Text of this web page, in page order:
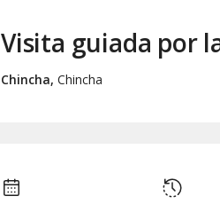
Visita guiada por
Chincha, Chincha